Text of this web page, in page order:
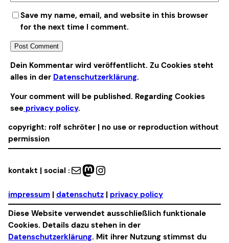
Save my name, email, and website in this browser
for the next time I comment.
Alternative:
Dein Kommentar wird veröffentlicht. Zu Cookies steht
alles in der Datenschutzerklärung.
Your comment will be published. Regarding Cookies
see privacy policy.
copyright: rolf schröter | no use or reproduction without
permission
kontakt | social : Mail Mastodon Instagram
impressum | datenschutz | privacy policy
Diese Website verwendet ausschließlich funktionale
Cookies. Details dazu stehen in der
Datenschutzerklärung. Mit ihrer Nutzung stimmst du